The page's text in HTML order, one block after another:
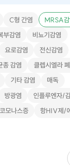
C형 간염 MRSA
부감염
비뇨기감염
요로감염
전신감염
종 감염
클렙시엘라
기타 감염
매독
방광염 인플루엔자/
모나스증 항HIV제/